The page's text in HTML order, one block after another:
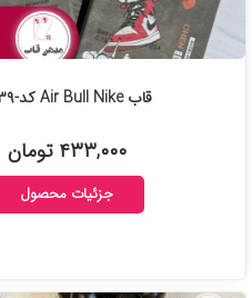
قاب Air Bull Nike کد-۱۶۹۰۳۹
۴۳۳,۰۰۰ تومان
جزئیات محصول